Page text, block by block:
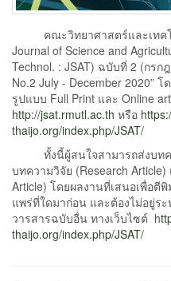
คณะวิทยาศาสตร์และเทคโน
Journal of Science and
Technol. : JSAT) ฉบับที่ 2 (กรก
No.2 July - December 2020”
รูปแบบ Full Print และ Online
http://jsat.rmutl.ac.th หรือ
thaijo.org/index.php/JSAT/
ทั้งนี้ผู้สนใจสามารถส่งบทคว
บทความวิจัย (Research
Article) โดยผลงานที่เสนอเพื่อตี
แพร่ที่ใดมาก่อน และต้องไม่อยู่ร
วารสารฉบับอื่น ทางเว็บไซต์ h
thaijo.org/index.php/JSAT/